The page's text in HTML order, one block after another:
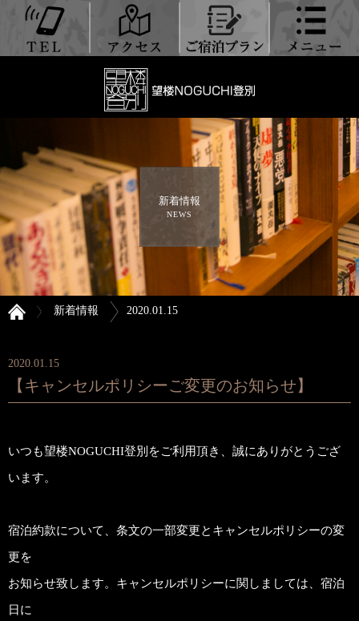
新着情報
NEWS
新着情報 2020.01.15
2020.01.15
【キャンセルポリシーご変更のお知らせ】
いつも望楼NOGUCHI登別をご利用頂き、誠にありがとうござ
います。
宿泊約款について、条文の一部変更とキャンセルポリシーの変
更を
お知らせ致します。キャンセルポリシーに関しましては、宿泊
日に